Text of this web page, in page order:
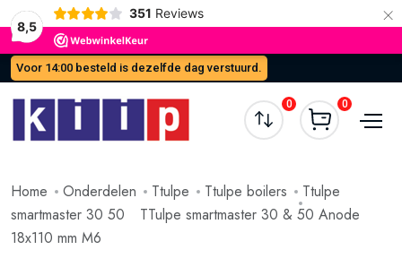
8,5
351 Reviews ×
Voor 14:00 besteld is dezelfde dag verstuurd.
0 0
Home Onderdelen Ttulpe Ttulpe boilers
Ttulpe
smartmaster 30 50
TTulpe smartmaster 30 & 50 Anode
18x110 mm M6